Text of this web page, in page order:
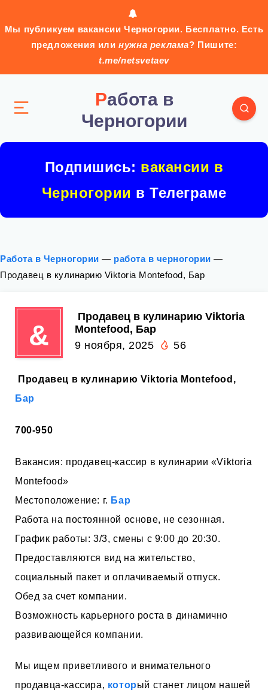
Мы публикуем вакансии Черногории. Бесплатно. Есть
предложения илинужна реклама? Пишите:
t.me/netsvetaev
Работа в
Черногории
Подпишись: вакансии в
Черногории в Телеграме
Работа в Черногории — работа в черногории —
Продавец в кулинарию Viktoria Montefood, Бар
&
️ Продавец в кулинарию Viktoria
Montefood, Бар
9 ноября, 2025
56
️ Продавец в кулинарию Viktoria Montefood,
Бар
700-950
Вакансия: продавец-кассир в кулинарии «Viktoria
Montefood»
Местоположение: г. Бар
Работа на постоянной основе, не сезонная.
График работы: 3/3, смены с 9:00 до 20:30.
Предоставляются вид на жительство,
социальный пакет и оплачиваемый отпуск.
Обед за счет компании.
Возможность карьерного роста в динамично
развивающейся компании.
Мы ищем приветливого и внимательного
продавца-кассира, который станет лицом нашей